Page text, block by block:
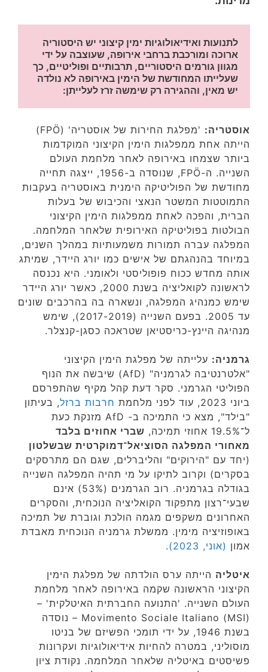
יש מאין, וההגירה רק שימשה זרז לעלייתן:
אוסטריה:
'מפלגת החירות של אוסטריה' (FPÖ)
הייתה אחת ממפלגות הימין הקיצוני המוקדמות
ביותר שצמחו באירופה לאחר מלחמת העולם
השנייה. ה-FPÖ, שנוסדה ב-1956, ייצגה תחייה
מחודשת של הפוליטיקה הימנית באוסטריה בעקבות
התמוטטות המשטר הנאצי והכיבוש של בעלות
הברית, והפכה לאחת ממפלגות הימין הקיצוני
הבולטות בפוליטיקה האירופית שלאחר המלחמה.
המפלגה עברה תמורות משמעותיות במהלך השנים,
במיוחד בהנהגתם של אישים כמו יורג היידר, שמיתג
אותה מחדש ככוח פופוליסטי ולאומני. היא נכנסה
לראשונה לקואליציה בשנת 2000, כאשר יורג היידר
שימש כמנהיג המפלגה, ונשארה בה בהרכבים שונים
עד 2005. בפעם השנייה (2017-2019), שימש
מנהיגה היינץ-כריסטיאן שטראכה כסגן-קנצלר.
גרמניה: עלייתה של מפלגת הימין הקיצוני
"אלטרנטיבה לגרמניה" (AfD) שיבשה את הנוף
הפוליטי הגרמני. סקר דעת קהל מקיף שהתפרסם
ביוני 2023, עוד לפני מלחמת
חרבות ברזל, בעיתון
"בילד", מצא כי התמיכה ב- AfD מזנקת כעת
ל־19.5% אחוזי תמיכה,
שברי אחוזים בלבד
מאחורי המפלגה הסוציאל־דמוקרטית שבשלטון
(יחד עם "הירוקים" והליברלים, שגם הם מתרסקים
בסקרים) וקרוב לתיקו על מי תהיה המפלגה השנייה
בגודלה בגרמניה. רוב הגרמנים (53%) אינם
שבעי־רצון מתפקוד הקואליציה הנוכחית, והסקרים
האחרונים משקפים מגמה הולכת וגוברת של תמיכה
באופוזיציה מימין. ממשלת גרמניה הנוכחית מאבדת
אמון (אוני, 2023) .
איטליה הייתה ערס הולדתה של מפלגת הימין
הקיצוני הראשונה שקמה באירופה לאחר מלחמת
העולם השנייה. 'התנועה החברתית האיטלקית' –
Movimento Sociale Italiano (MSI) – נוסדה
בשנת 1946, על ידי תומכי הפשיזם של בניטו
מוסוליני, במטרה להחיות אידיאולוגיות ועקרונות
פשיסטים באיטליה שלאחר המלחמה. נקודת ציון